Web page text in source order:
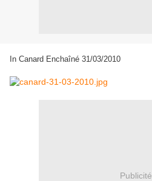
In Canard Enchaîné 31/03/2010
Publicité